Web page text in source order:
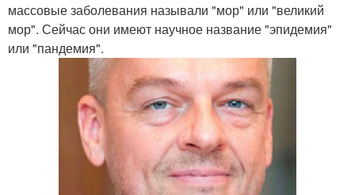
массовые заболевания называли "мор" или "великий
мор". Сейчас они имеют научное название "эпидемия"
или "пандемия".